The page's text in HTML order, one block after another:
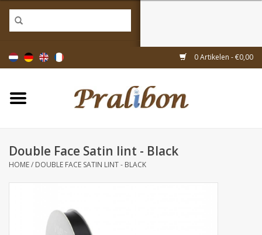
0 Artikelen - €0,00
Home
Doosjes
Linten & decoratie
Inpakmaterialen
Double Face Satin lint - Black
HOME/ DOUBLE FACE SATIN LINT - BLACK